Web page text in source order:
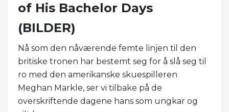
of His Bachelor Days
(BILDER)
Nå som den nåværende femte linjen til den
britiske tronen har bestemt seg for å slå seg til
ro med den amerikanske skuespilleren
Meghan Markle, ser vi tilbake på de
overskriftende dagene hans som ungkar og